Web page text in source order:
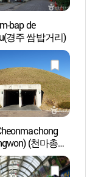
bap de
경주 쌈밥거리)
(천마총